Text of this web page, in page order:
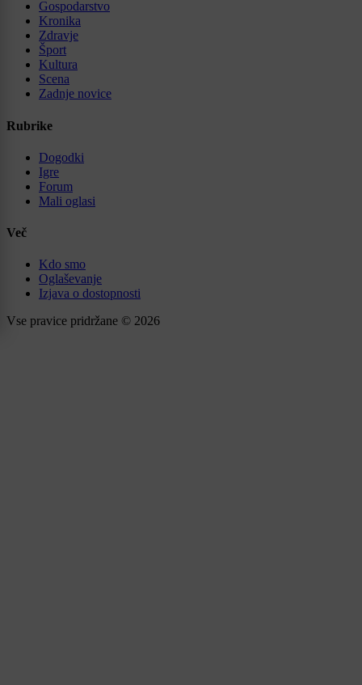
Gospodarstvo
Kronika
Zdravje
Šport
Kultura
Scena
Zadnje novice
Rubrike
Dogodki
Igre
Forum
Mali oglasi
Več
Kdo smo
Oglaševanje
Izjava o dostopnosti
Vse pravice pridržane © 2026